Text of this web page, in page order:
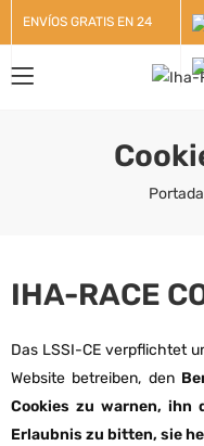
ENVÍOS GRATIS EN 24
HORAS +100€
Portada
IHA-RACE
Das LSSI-CE verpflichtet
Website betreiben, den
Cookies zu warnen, ihn
Erlaubnis zu bitten, sie